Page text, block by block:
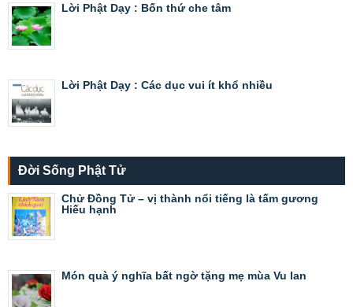
Lời Phật Dạy : Bốn thứ che tâm
Lời Phật Dạy : Các dục vui ít khổ nhiều
Đời Sống Phật Tử
Chử Đồng Tử – vị thành nổi tiếng là tấm gương
Hiếu hạnh
Món quà ý nghĩa bất ngờ tặng mẹ mùa Vu lan